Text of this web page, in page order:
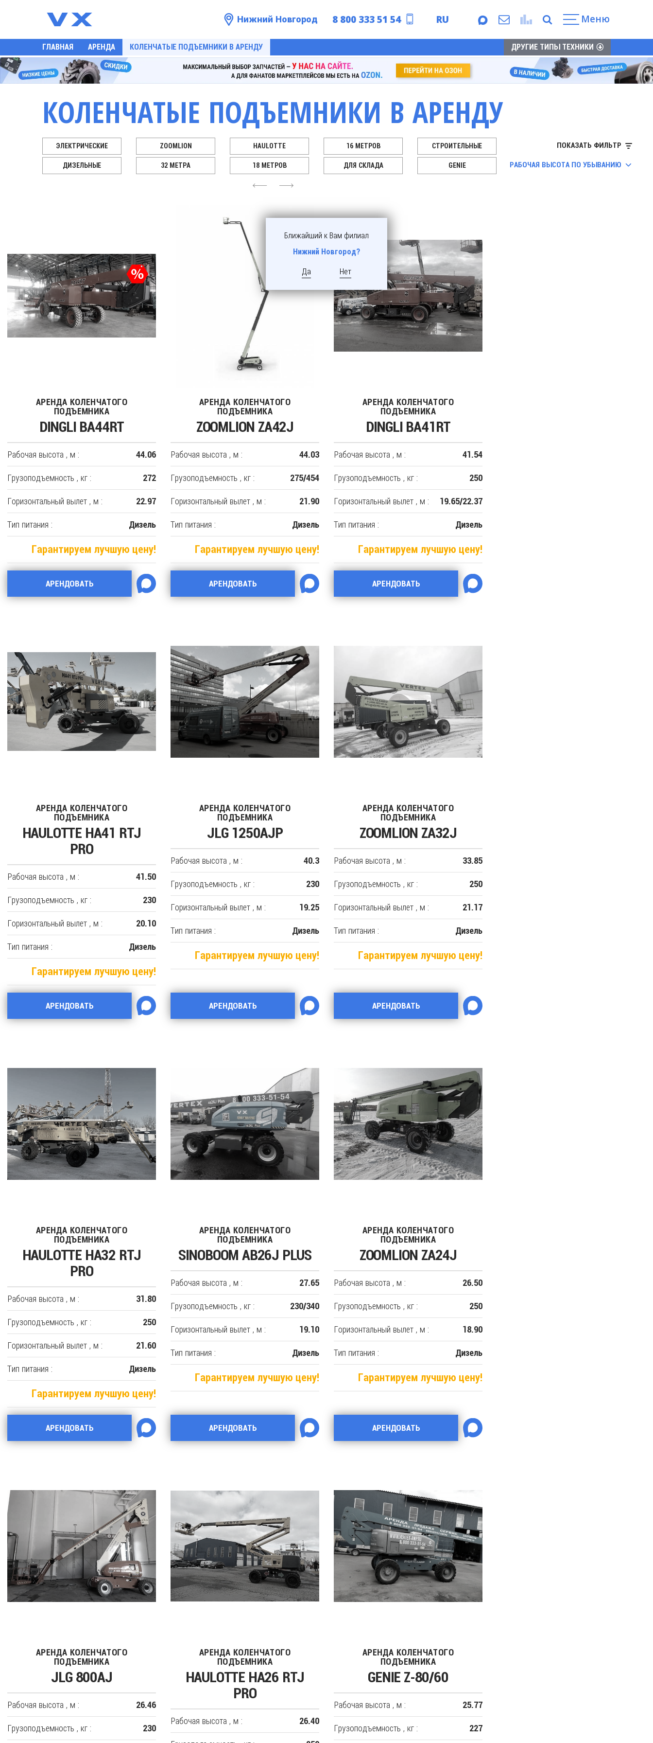
Нижний Новгород 8 800 333 51 54
RU
EN
Меню
ГЛАВНАЯ АРЕНДА КОЛЕНЧАТЫЕ ПОДЪЕМНИКИ В АРЕНДУ ДРУГИЕ ТИПЫ ТЕХНИКИ
КОЛЕНЧАТЫЕ ПОДЪЕМНИКИ В АРЕНДУ
4
ЭЛЕКТРИЧЕСКИЕ
ДИЗЕЛЬНЫЕ
ZOOMLION
32 МЕТРА
HAULOTTE
18 МЕТРОВ
16 МЕТРОВ
ДЛЯ СКЛАДА
СТРОИТЕЛЬНЫЕ
GENIE SUNWARD
КУПИТЬ
6
ПОКАЗАТЬ ФИЛЬТР
РАБОЧАЯ ВЫСОТА ПО УБЫВАНИЮ
АРЕНДА КОЛЕНЧАТОГО
ПОДЪЕМНИКА
DINGLI BA44RT
Рабочая высота , м : 44.06
Грузоподъемность , кг : 272
Горизонтальный вылет , м : 22.97
Тип питания : Дизель
Гарантируем лучшую цену!
АРЕНДОВАТЬ
АРЕНДА КОЛЕНЧАТОГО
ПОДЪЕМНИКА
ZOOMLION ZA42J
Рабочая высота , м : 44.03
Грузоподъемность , кг : 275/454
Горизонтальный вылет , м : 21.90
Тип питания : Дизель
Гарантируем лучшую цену!
АРЕНДОВАТЬ
АРЕНДА КОЛЕНЧАТОГО
ПОДЪЕМНИКА
DINGLI BA41RT
Рабочая высота , м : 41.54
Грузоподъемность , кг : 250
Горизонтальный вылет , м : 19.65/22.37
Тип питания : Дизель
Гарантируем лучшую цену!
АРЕНДОВАТЬ
АРЕНДА КОЛЕНЧАТОГО
ПОДЪЕМНИКА
HAULOTTE HA41 RTJ
PRO
Рабочая высота , м : 41.50
Грузоподъемность , кг : 230
Горизонтальный вылет , м : 20.10
Тип питания : Дизель
Гарантируем лучшую цену!
АРЕНДОВАТЬ
АРЕНДА КОЛЕНЧАТОГО
ПОДЪЕМНИКА
JLG 1250AJP
Рабочая высота , м : 40.3
Грузоподъемность , кг : 230
Горизонтальный вылет , м : 19.25
Тип питания : Дизель
Гарантируем лучшую цену!
АРЕНДОВАТЬ
АРЕНДА КОЛЕНЧАТОГО
ПОДЪЕМНИКА
ZOOMLION ZA32J
Рабочая высота , м : 33.85
Грузоподъемность , кг : 250
Горизонтальный вылет , м : 21.17
Тип питания : Дизель
Гарантируем лучшую цену!
АРЕНДОВАТЬ
АРЕНДА КОЛЕНЧАТОГО
ПОДЪЕМНИКА
HAULOTTE HA32 RTJ
PRO
Рабочая высота , м : 31.80
Грузоподъемность , кг : 250
Горизонтальный вылет , м : 21.60
Тип питания : Дизель
Гарантируем лучшую цену!
АРЕНДОВАТЬ
АРЕНДА КОЛЕНЧАТОГО
ПОДЪЕМНИКА
SINOBOOM AB26J PLUS
Рабочая высота , м : 27.65
Грузоподъемность , кг : 230/340
Горизонтальный вылет , м : 19.10
Тип питания : Дизель
Гарантируем лучшую цену!
АРЕНДОВАТЬ
АРЕНДА КОЛЕНЧАТОГО
ПОДЪЕМНИКА
ZOOMLION ZA24J
Рабочая высота , м : 26.50
Грузоподъемность , кг : 250
Горизонтальный вылет , м : 18.90
Тип питания : Дизель
Гарантируем лучшую цену!
АРЕНДОВАТЬ
АРЕНДА КОЛЕНЧАТОГО
ПОДЪЕМНИКА
JLG 800AJ
Рабочая высота , м : 26.46
Грузоподъемность , кг : 230
АРЕНДА КОЛЕНЧАТОГО
ПОДЪЕМНИКА
HAULOTTE HA26 RTJ
PRO
Рабочая высота , м : 26.40
АРЕНДА КОЛЕНЧАТОГО
ПОДЪЕМНИКА
GENIE Z-80/60
Рабочая высота , м : 25.77
Грузоподъемность , кг : 227
Ближайший к Вам филиал
Нижний Новгород?
Да Нет